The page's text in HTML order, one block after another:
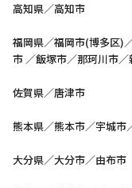
高知県／高知市
福岡県／福岡市(博多区)
市 ／飯塚市／那珂川市
佐賀県／唐津市
熊本県／熊本市／宇城市
大分県／大分市／由布市